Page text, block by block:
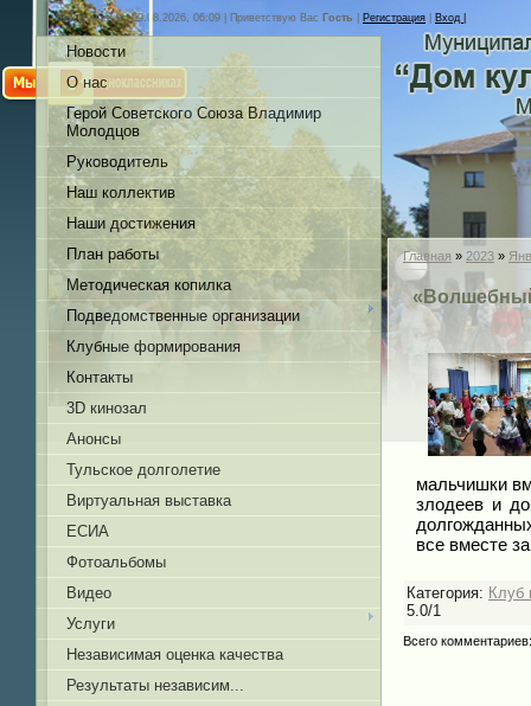
Воскресенье, 09.08.2026, 06:09 | Приветствую Вас Гость Регистрация Вход |
Новости
О нас
Герой Советского Союза Владимир
Молодцов
Руководитель
Наш коллектив
Наши достижения
План работы
Методическая копилка
Подведомственные организации
Клубные формирования
Контакты
3D кинозал
Анонсы
Тульское долголетие
Виртуальная выставка
ЕСИА
Фотоальбомы
Видео
Услуги
Независимая оценка качества
Результаты независим...
Главная » 2023 »
мальчишки
злодеев и
все вместе
Категория: Клуб
5.0/1
Всего комментариев